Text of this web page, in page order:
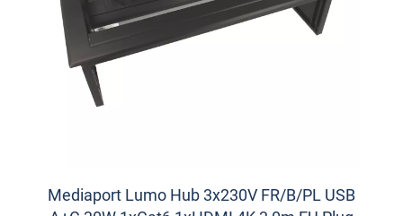
Mediaport Lumo Hub 3x230V FR/B/PL USB